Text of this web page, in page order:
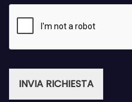
INVIA RICHIESTA